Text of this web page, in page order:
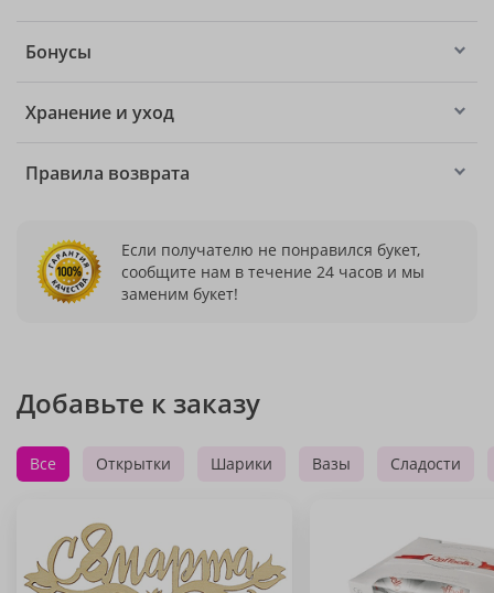
Бонусы
Хранение и уход
Правила возврата
Если получателю не понравился букет,
сообщите нам в течение 24 часов и мы
заменим букет!
Добавьте к заказу
Все Открытки Шарики Вазы Сладости